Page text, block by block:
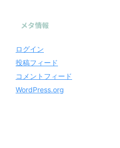
メタ情報
ログイン
投稿フィード
コメントフィード
WordPress.org